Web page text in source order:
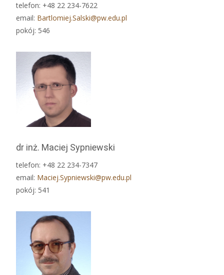
telefon: +48 22 234-7622
email: Bartlomiej.Salski@pw.edu.pl
pokój: 546
dr inż. Maciej Sypniewski
telefon: +48 22 234-7347
email: Maciej.Sypniewski@pw.edu.pl
pokój: 541